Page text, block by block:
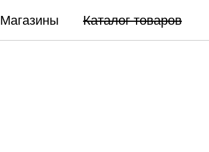
Магазины Каталог товаров